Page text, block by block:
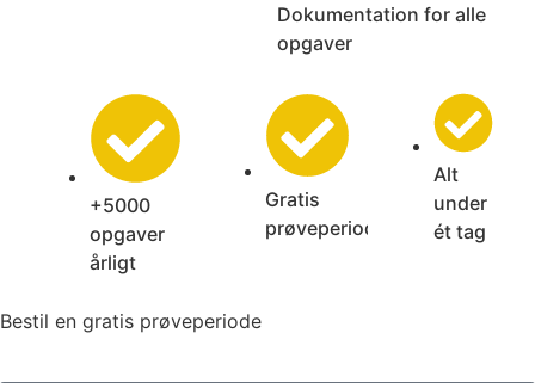
Dokumentation for alle
opgaver
+5000
opgaver
årligt
Gratis
prøveperiode
Alt
under
ét tag
Bestil en gratis prøveperiode